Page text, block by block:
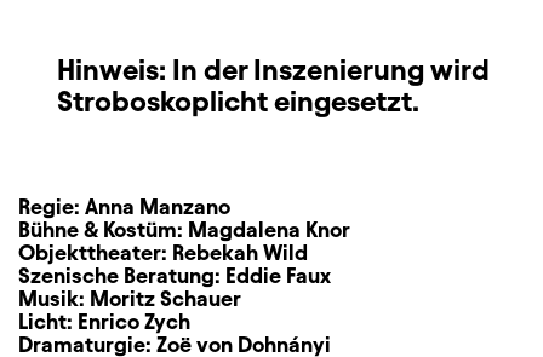
Hinweis: In der Inszenierung wird
Stroboskoplicht eingesetzt.
Regie: Anna Manzano
Bühne & Kostüm: Magdalena Knor
Objekttheater: Rebekah Wild
Szenische Beratung: Eddie Faux
Musik: Moritz Schauer
Licht: Enrico Zych
Dramaturgie: Zoë von Dohnányi